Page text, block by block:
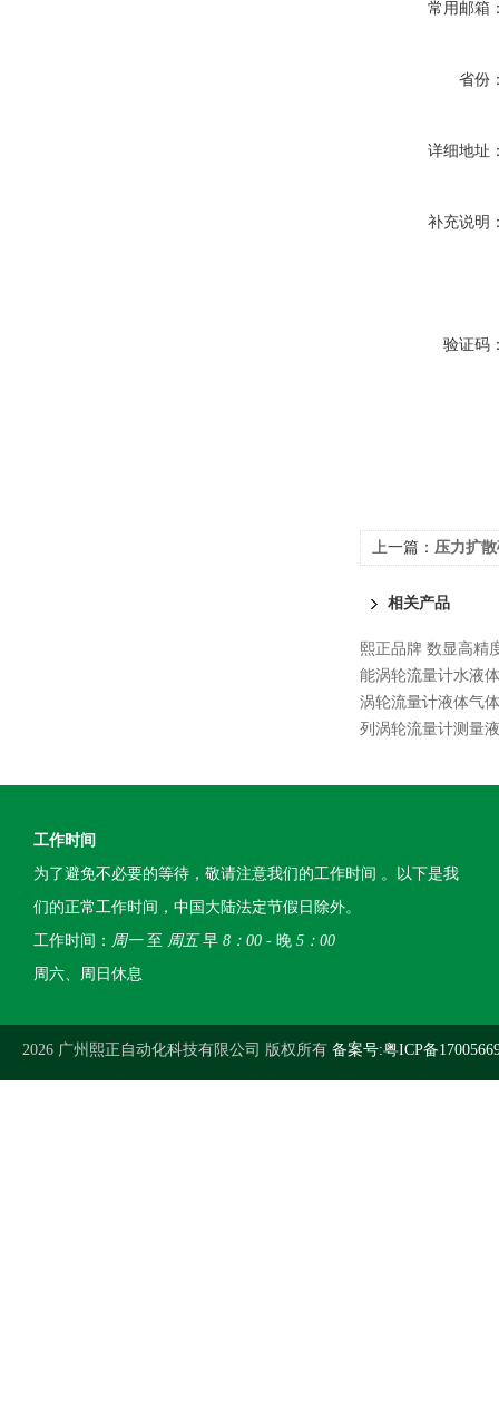
常用邮箱
省份
详细地址
补充说明
验证码
上一篇： 压力扩
相关产品
熙正品牌 数显高精
能涡轮流量计水液
涡轮流量计液体气
列涡轮流量计测量
工作时间
为了避免不必要的等待，敬请注意我们的工作时间 。以下是我
们的正常工作时间，中国大陆法定节假日除外。
工作时间： 周一至 周五早 8：00 - 晚 5：00
周六、周日休息
2026 广州熙正自动化科技有限公司 版权所有 备案号:粤ICP备